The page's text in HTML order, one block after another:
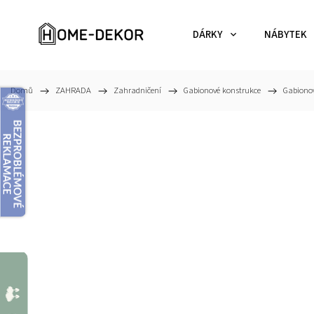
DÁRKY NÁBYTEK
Domů / ZAHRADA / Zahradničení / Gabionové konstrukce /